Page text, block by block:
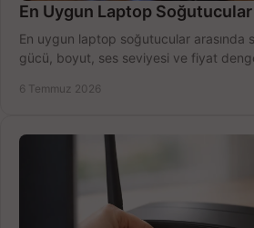
En Uygun Laptop Soğutucular
En uygun laptop soğutucular arasında
gücü, boyut, ses seviyesi ve fiyat
6 Temmuz 2026